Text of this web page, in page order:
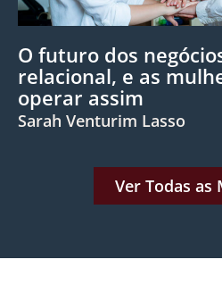
O futuro dos
relacional, e as
operar assim
Sarah Venturim Lasso
Ver Todas as